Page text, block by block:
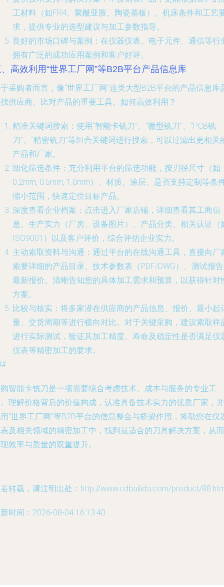
工材料（如FR4、聚酰亚胺、陶瓷基板）、机床条件和工艺
求，提供专业的选型建议与加工参数指导。
良好的市场口碑与案例 ：在仪器仪表、电子元件、通信等行
拥有广泛的成功应用案例和客户好评。
高效利用“世界工厂网”等B2B平台产品信息库
采购者而言，像“世界工厂网”这类大型B2B平台的产品信息库
供应商、比对产品的重要工具。如何高效利用？
精准关键词搜索 ：使用“智能卡铣刀”、“微型铣刀”、“PCB铣
刀”、“精密铣刀”等组合关键词进行搜索，可以过滤出更相关
产品和厂家。
细化筛选条件 ：充分利用平台的筛选功能，按刃径尺寸（如
0.2mm, 0.5mm, 1.0mm）、材质、涂层、是否支持定制等条
缩小范围，快速定位目标产品。
深度查看企业档案 ：点击进入厂家店铺，详细查看其工商信
息、生产实力（厂房、设备图片）、产品分类、相关认证（
ISO9001）以及客户评价，综合评估企业实力。
主动索取资料与沟通 ：通过平台的在线沟通工具，直接向厂
索要详细的产品目录、技术参数表（PDF/DWG）、测试报
最新报价。清晰告知您的具体加工需求和预算，以获得针对
方案。
比较与核实 ：将多家潜在供应商的产品信息、报价、最小起
量、交货周期等进行横向对比。对于关键采购，建议索取样
进行实际测试，验证其加工精度、寿命及稳定性是否满足仪
仪表等精密加工的要求。
智能卡铣刀是一项需要综合考虑技术、成本与服务的专业工
理解价格背后的价值构成，认准具备技术实力的优质厂家，并
“世界工厂网”等B2B平台的信息整合与桥梁作用，将助您在仪
及相关领域的精密加工中，找到最适合的刀具解决方案，从而
效率与质量的双重提升。
转载，请注明出处：http://www.cdbailida.com/product/
时间：2026-08-04 16:13:40